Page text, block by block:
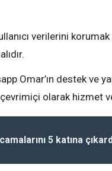
verilerini
Omar’ın destek ve
çevrimiçi olarak hizmet
5 katına